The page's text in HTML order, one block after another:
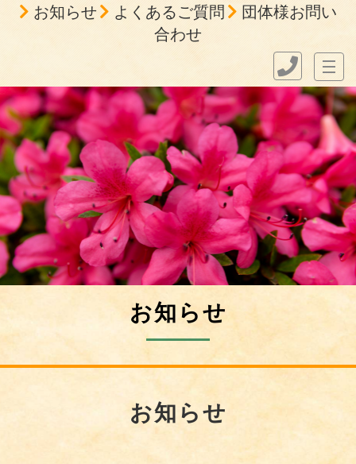
お知らせ よくあるご質問
団体様お問い
合わせ
お知らせ
お知らせ